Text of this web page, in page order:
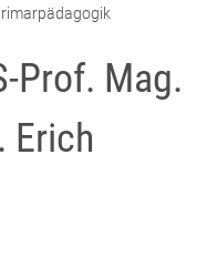
Prof. Mag.
Erich